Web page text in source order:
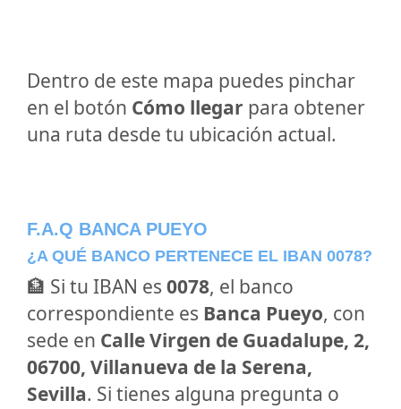
Dentro de este mapa puedes pinchar
en el botón Cómo llegar para obtener
una ruta desde tu ubicación actual.
F.A.Q BANCA PUEYO
¿A QUÉ BANCO PERTENECE EL IBAN 0078?
🏦 Si tu IBAN es 0078, el banco
correspondiente es Banca Pueyo, con
sede en Calle Virgen de Guadalupe, 2,
06700, Villanueva de la Serena,
Sevilla. Si tienes alguna pregunta o